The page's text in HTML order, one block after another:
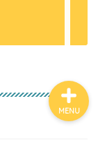
MENU
から